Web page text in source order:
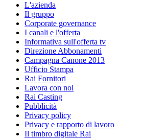
L'azienda
Il gruppo
Corporate governance
I canali e l'offerta
Informativa sull'offerta tv
Direzione Abbonamenti
Campagna Canone 2013
Ufficio Stampa
Rai Fornitori
Lavora con noi
Rai Casting
Pubblicità
Privacy policy
Privacy e rapporto di lavoro
Il timbro digitale Rai